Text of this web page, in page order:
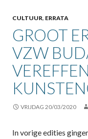
CULTUUR, ERRATA
GROOT
VZW
VRIJDAG 20/03/2020
In vorige edities